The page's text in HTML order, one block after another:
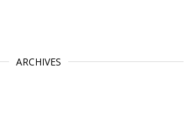
ARCHIVES